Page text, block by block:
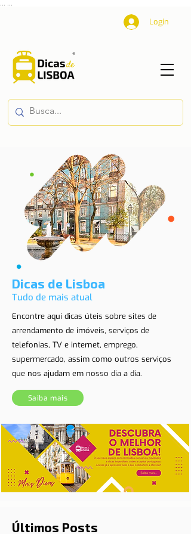
Login
Dicas de Lisboa
Tudo de mais atual
Encontre aqui dicas úteis sobre sites de
arrendamento de imóveis, serviços de
telefonias, TV e internet, emprego,
supermercado, assim como outros serviços
que nos ajudam em nosso dia a dia.
Saiba mais
Últimos Posts